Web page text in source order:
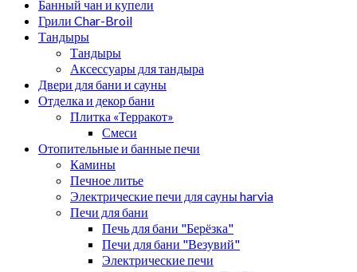
Банный чан и купели
Грили Char-Broil
Тандыры
Тандыры
Аксессуары для тандыра
Двери для бани и сауны
Отделка и декор бани
Плитка «Терракот»
Смеси
Отопительные и банные печи
Камины
Печное литье
Электрические печи для сауны harvia
Печи для бани
Печь для бани "Берёзка"
Печи для бани "Везувий"
Электрические печи